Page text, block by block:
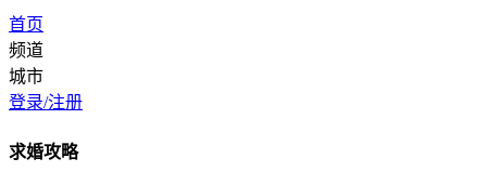
首页
频道
城市
登录/注册
求婚攻略